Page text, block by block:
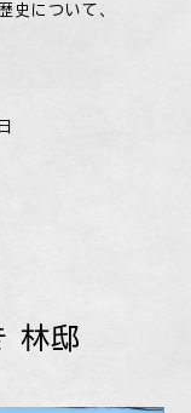
史について、
林邸